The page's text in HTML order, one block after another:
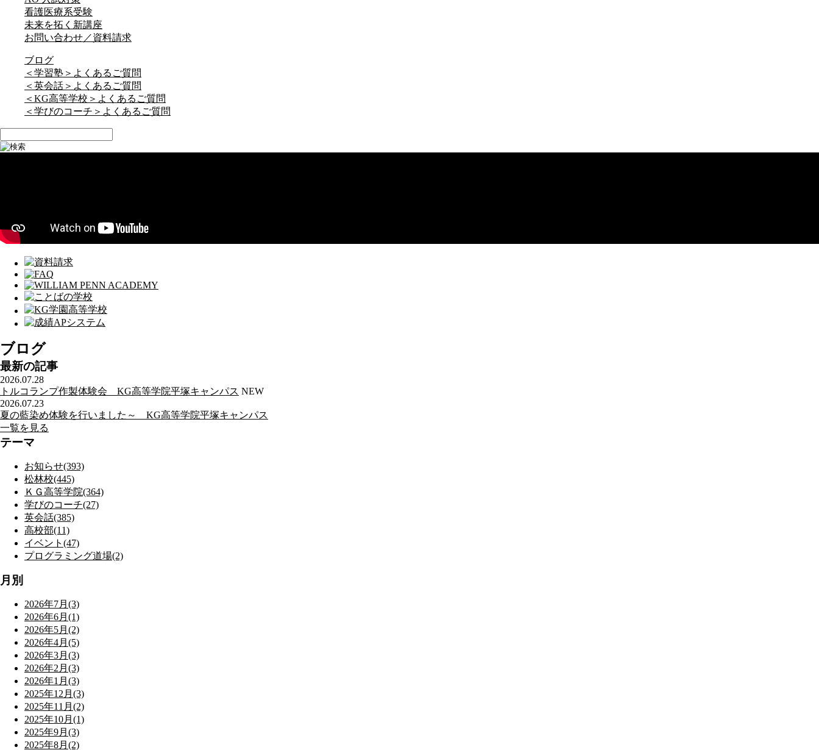
看護医療系受験
未来を拓く新講座
お問い合わせ／資料請求
ブログ
＜学習塾＞よくあるご質問
＜英会話＞よくあるご質問
＜KG高等学校＞よくあるご質問
＜学びのコーチ＞よくあるご質問
ブログ
最新の記事
2026.07.28
トルコランプ作製体験会 KG高等学院平塚キャンパス NEW
2026.07.23
夏の藍染め体験を行いました～ KG高等学院平塚キャンパス
一覧を見る
テーマ
お知らせ(393)
松林校(445)
ＫＧ高等学院(364)
学びのコーチ(27)
英会話(385)
高校部(11)
イベント(47)
プログラミング道場(2)
月別
2026年7月(3)
2026年6月(1)
2026年5月(2)
2026年4月(5)
2026年3月(3)
2026年2月(3)
2026年1月(3)
2025年12月(3)
2025年11月(2)
2025年10月(1)
2025年9月(3)
2025年8月(2)